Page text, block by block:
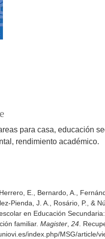
para casa educación
rendimiento académico.
E., Bernardo, A.,
Pienda, J. A., Rosário, P., &
en Educación
familiar. Magister, 24.
index.php/MSG/article/